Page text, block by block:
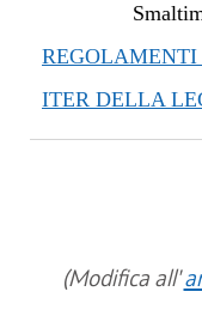
ITER DELLA
(Modifica all'